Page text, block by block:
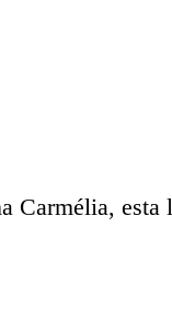
Carmélia, esta